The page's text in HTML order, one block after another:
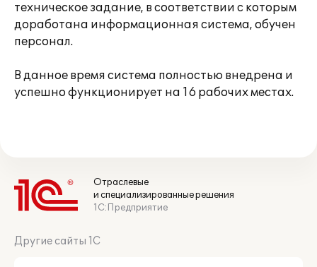
техническое задание, в соответствии с которым
доработана информационная система, обучен
персонал.
В данное время система полностью внедрена и
успешно функционирует на 16 рабочих местах.
Отраслевые
и специализированные решения
1С:Предприятие
Другие сайты 1С